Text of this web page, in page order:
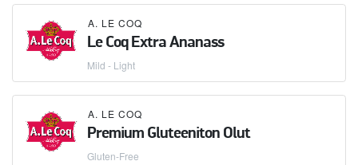
A. LE COQ
Le Coq Extra Ananass
Mild - Light
A. LE COQ
Premium Gluteeniton Olut
Gluten-Free